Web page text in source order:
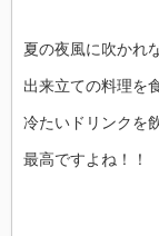
夏の夜風に吹かれ
出来立ての料理を
冷たいドリンクを
最高ですよね！！